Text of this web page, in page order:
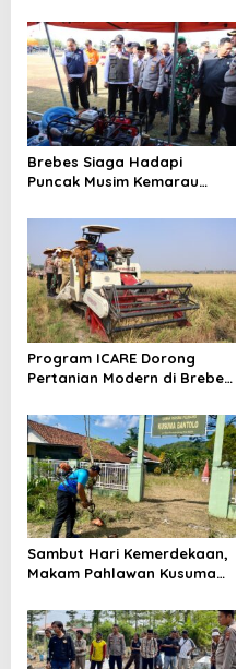
Dokter Sebelum Berkunjung
Brebes Siaga Hadapi
Puncak Musim Kemarau
Kesiapsiagaan Bencana dan
Karhutla
Program ICARE Dorong
Pertanian Modern di Brebes,
Tembus 10,2 Ton per Hektare
Sambut Hari Kemerdekaan,
Makam Pahlawan Kusuma
Dibersihkan